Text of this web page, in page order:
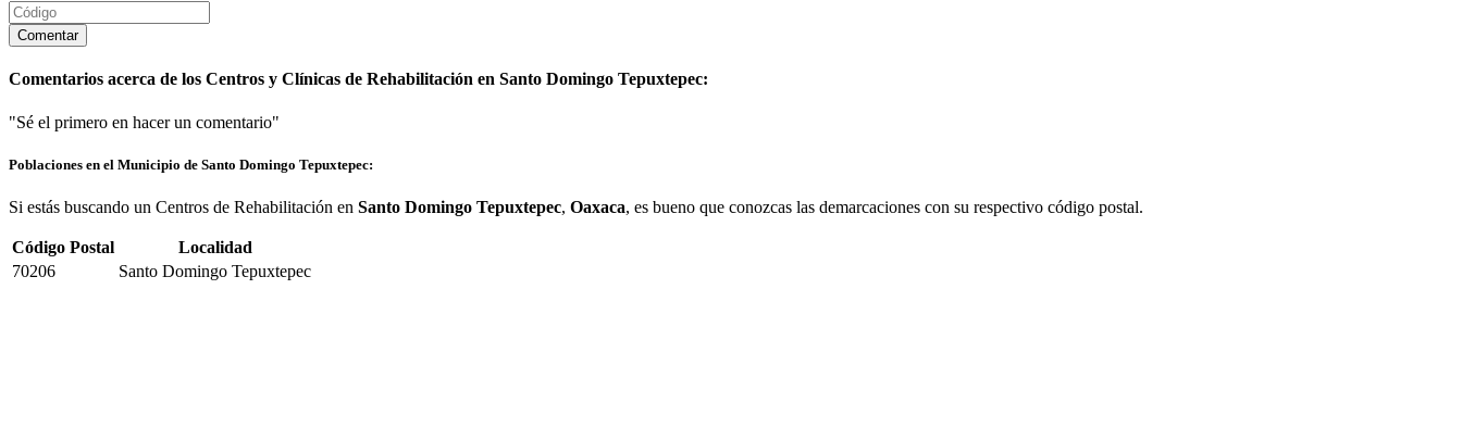
Comentarios acerca de los Centros y Clínicas de Rehabilitación en Santo Domingo Tepuxtepec:
"Sé el primero en hacer un comentario"
Poblaciones en el Municipio de Santo Domingo Tepuxtepec:
Si estás buscando un Centros de Rehabilitación en Santo Domingo Tepuxtepec, Oaxaca, es bueno que conozcas las demarcaciones con su respectivo código postal.
Código Postal
Localidad
70206
Santo Domingo Tepuxtepec